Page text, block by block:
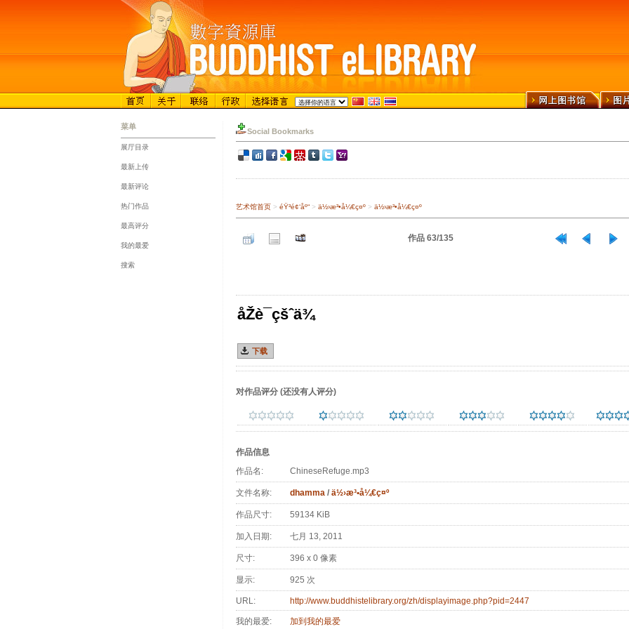
菜单
展厅目录
最新上传
最新评论
热门作品
最高评分
我的最爱
搜索
Social Bookmarks
艺术馆首页> éŸ³é¢‘åº“> ä½›æ³•å¼€ç¤º> ä½›æ³•å¼€ç¤º
作品 63/135
åŽè¯­çšˆä¾
下载
对作品评分(还没有人评分)
作品信息
作品名:
ChineseRefuge.mp3
文件名称: dhamma/ ä½›æ³•å¼€ç¤º
作品尺寸: 59134 KiB
加入日期: 七月 13, 2011
尺寸: 396 x 0 像素
显示: 925 次
URL: http://www.buddhistelibrary.org/zh/displayimage.php?pid=2447
我的最爱: 加到我的最爱